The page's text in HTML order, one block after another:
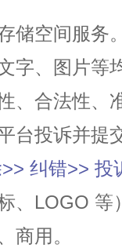
储空间服务
字、图片等
、合法性、
台投诉并提
纠错>> 投
、LOGO
商用。